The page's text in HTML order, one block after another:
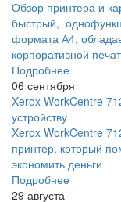
Обзор принтера и
быстрый,
формата А4,
корпоративной
Подробнее
06 сентября
Xerox WorkCentre
устройству
Xerox WorkCentre
принтер, который
экономить деньги
Подробнее
29 августа